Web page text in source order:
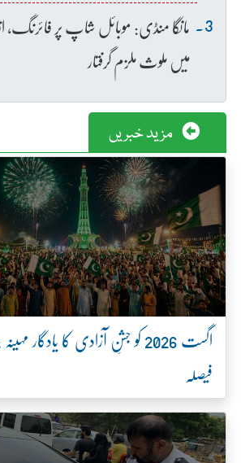
مانگا منڈی: موبائل شاپ پر
میں ملوث ملزم گرفتار
مزید خبریں
اگست 2026 کو جشنِ آزادی کا یادگار
فیصلہ